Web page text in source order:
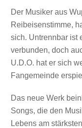
Der Musiker aus
Reibeisenstimme,
sich. Untrennbar ist
verbunden, doch
U.D.O. hat er sich
Fangemeinde
Das neue Werk
Songs, die den
Lebens am